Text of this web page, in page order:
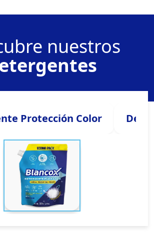
nuestros
Protección Color
Imagen